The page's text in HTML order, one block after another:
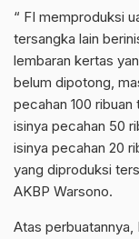
“ FI memproduksi
tersangka lain
lembaran kertas
belum dipotong,
pecahan 100
isinya pecahan 50
isinya pecahan 20
yang diproduksi
AKBP Warsono.
Atas perbuatannya,